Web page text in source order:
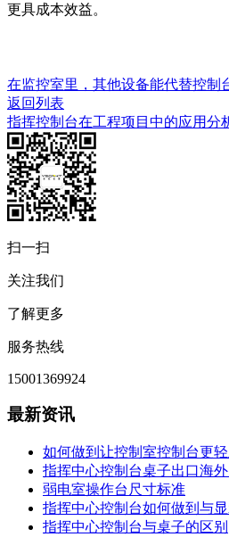
更具成本效益。
在监控室里，其他设备能代替控制
返回列表
指挥控制台在工程项目中的应用分
扫一扫
关注我们
了解更多
服务热线
15001369924
最新资讯
如何做到让控制室控制台更
指挥中心控制台桌子出口海
弱电室操作台尺寸标准
指挥中心控制台如何做到与
指挥中心控制台与桌子的区别